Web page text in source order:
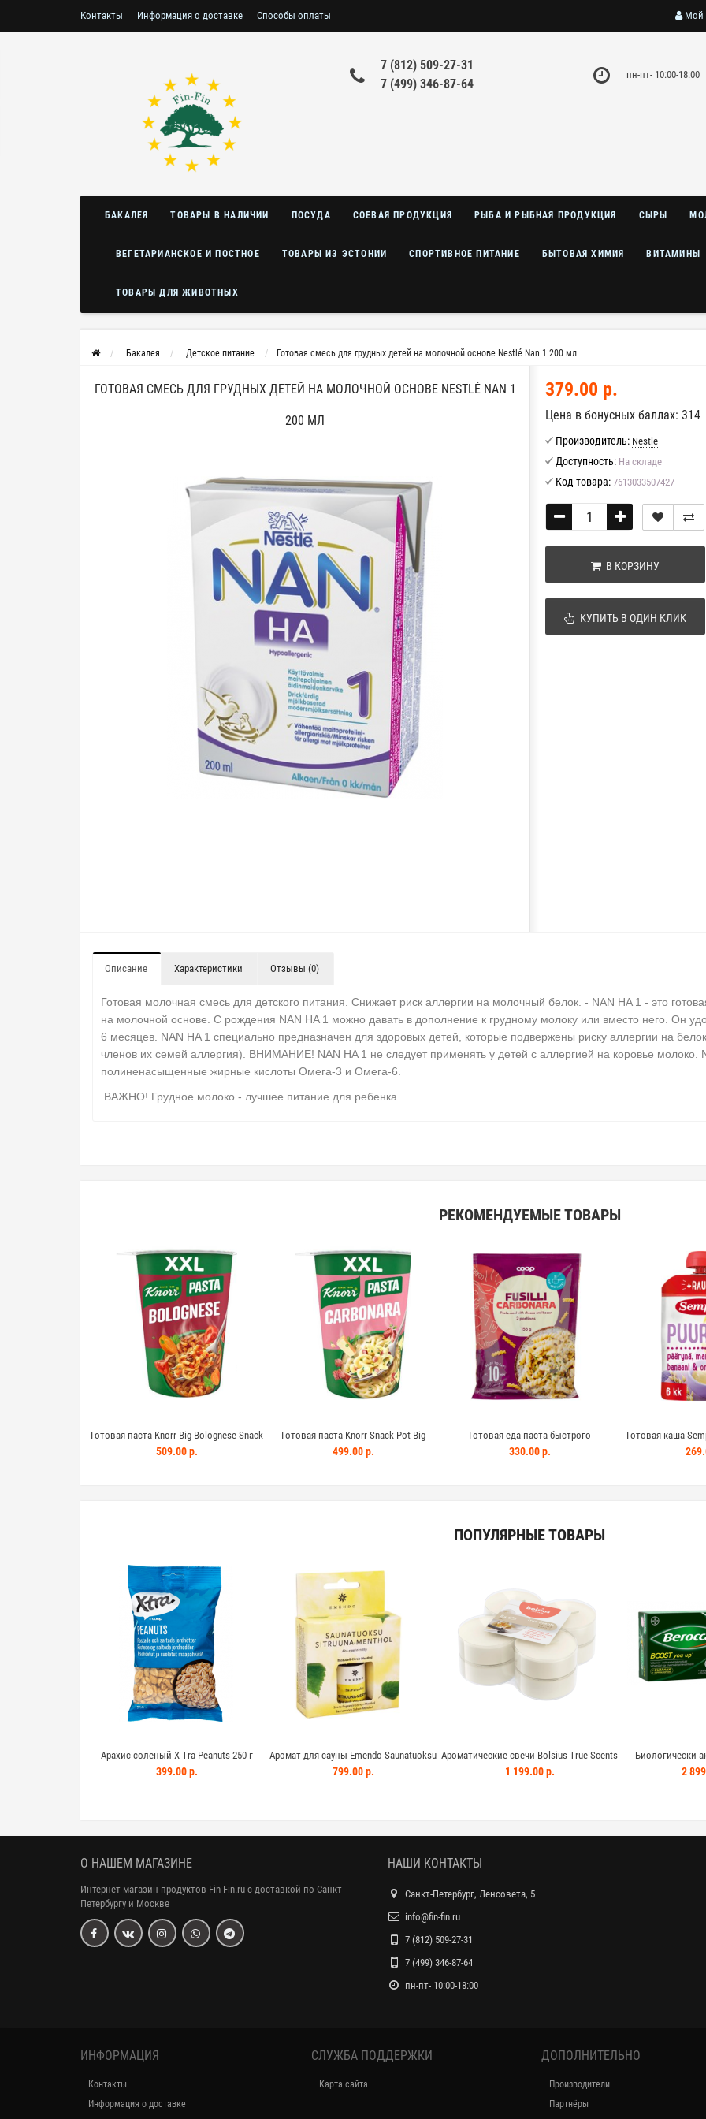
Контакты Информация о доставке Способы оплаты Мой
7 (812) 509-27-31
7 (499) 346-87-64
пн-пт- 10:00-18:00
БАКАЛЕЯ ТОВАРЫ В НАЛИЧИИ ПОСУДА СОЕВАЯ ПРОДУКЦИЯ РЫБА И РЫБНАЯ ПРОДУКЦИЯ СЫРЫ
ВЕГЕТАРИАНСКОЕ И ПОСТНОЕ ТОВАРЫ ИЗ ЭСТОНИИ СПОРТИВНОЕ ПИТАНИЕ БЫТОВАЯ ХИМИЯ ВИТАМИНЫ
ТОВАРЫ ДЛЯ ЖИВОТНЫХ
Бакалея Детское питание Готовая смесь для грудных детей на молочной основе Nestlé Nan 1 200 мл
ГОТОВАЯ СМЕСЬ ДЛЯ ГРУДНЫХ ДЕТЕЙ НА МОЛОЧНОЙ ОСНОВЕ NESTLÉ NAN 1
200 МЛ
379.00 р.
Цена в бонусных баллах: 314
Производитель: Nestle
Доступность: На складе
Код товара: 7613033507427
В КОРЗИНУ
КУПИТЬ В ОДИН КЛИК
Описание Характеристики Отзывы (0)
Готовая молочная смесь для детского питания. Снижает риск аллергии на молочный белок. - NAN HA 1 - это
на молочной основе. С рождения NAN HA 1 можно давать в дополнение к грудному молоку или вместо него. Он
6 месяцев. NAN HA 1 специально предназначен для здоровых детей, которые подвержены риску аллергии на
членов их семей аллергия). ВНИМАНИЕ! NAN HA 1 не следует применять у детей с аллергией на коровье молоко.
полиненасыщенные жирные кислоты Омега-3 и Омега-6.
ВАЖНО! Грудное молоко - лучшее питание для ребенка.
РЕКОМЕНДУЕМЫЕ ТОВАРЫ
Готовая паста Knorr Big Bolognese Snack
Pot 88 г
509.00 р.
Готовая паста Knorr Snack Pot Big
Carbonara 92г
499.00 р.
Готовая еда паста быстрого
приготовления Coop Fusilli Carbonara 155
330.00 р.
Готовая каша
Mango 120г
ПОПУЛЯРНЫЕ ТОВАРЫ
Арахис соленый X-Tra Peanuts 250 г
399.00 р.
Аромат для сауны Emendo Saunatuoksu
Sitruuna-menthol 10 мл Лимон-ментол
799.00 р.
Ароматические свечи Bolsius True Scents
ваниль - слоновая кость 8 шт
1 199.00 р.
Биологически
2
О НАШЕМ МАГАЗИНЕ
Интернет-магазин продуктов Fin-Fin.ru с доставкой по Санкт-
Петербургу и Москве
НАШИ КОНТАКТЫ
Санкт-Петербург, Ленсовета, 5
info@fin-fin.ru
7 (812) 509-27-31
7 (499) 346-87-64
пн-пт- 10:00-18:00
ИНФОРМАЦИЯ
Контакты
Информация о доставке
СЛУЖБА ПОДДЕРЖКИ
Карта сайта
ДОПОЛНИТЕЛЬНО
Производители
Партнёры